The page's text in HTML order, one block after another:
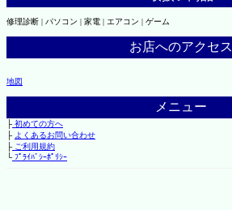
修理診断 | パソコン | 家電 | エアコン | ゲーム
お店へのアクセス
地図
メニュー
├初めての方へ
├ よくあるお問い合わせ
├ご利用規約
└ﾌﾟﾗｲﾊﾞｼｰﾎﾟﾘｼｰ